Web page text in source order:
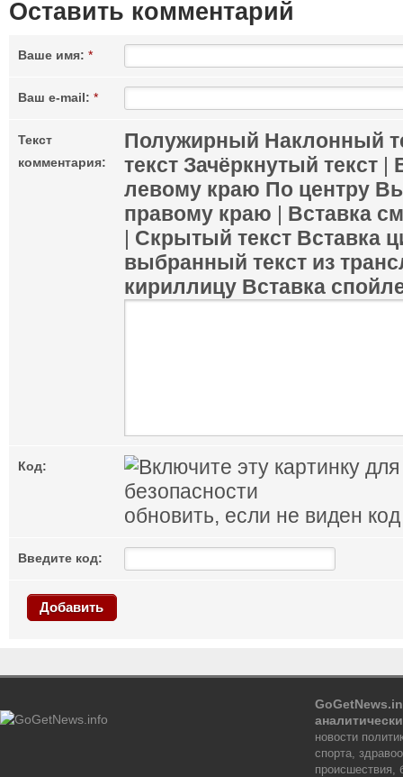
Оставить комментарий
Ваше имя: *
Ваш e-mail: *
Текст
комментария:
Полужирный Наклонный
текст Зачёркнутый текст |
левому краю По центру
правому краю | Вставка
| Скрытый текст Вставка
выбранный текст из
кириллицу Вставка
Код:
обновить, если не виден код
Введите код:
Добавить
новости
спорта,
происшествия,